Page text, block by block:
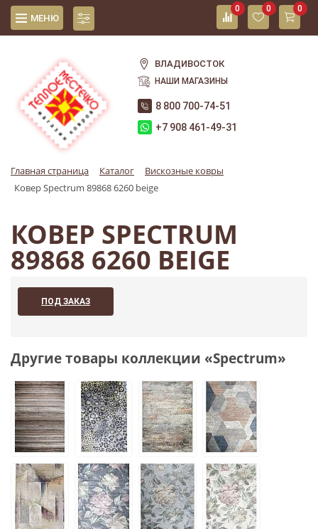
МЕНЮ
0 0 0
ВЛАДИВОСТОК
НАШИ МАГАЗИНЫ
8 800 700-74-51
+7 908 461-49-31
Главная страница Каталог
Вискозные ковры
Ковер Spectrum 89868 6260 beige
КОВЕР SPECTRUM
89868 6260 BEIGE
ПОД ЗАКАЗ
Другие товары коллекции «Spectrum»